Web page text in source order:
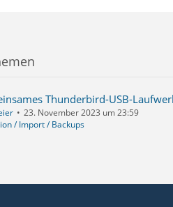
23. November 2023 um 23:59
/ Import / Backups